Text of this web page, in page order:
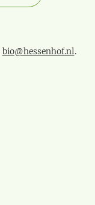
bio@hessenhof.nl.